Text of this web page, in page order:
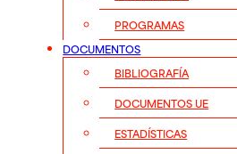
PROGRAMAS
DOCUMENTOS
BIBLIOGRAFÍA
DOCUMENTOS UE
ESTADÍSTICAS